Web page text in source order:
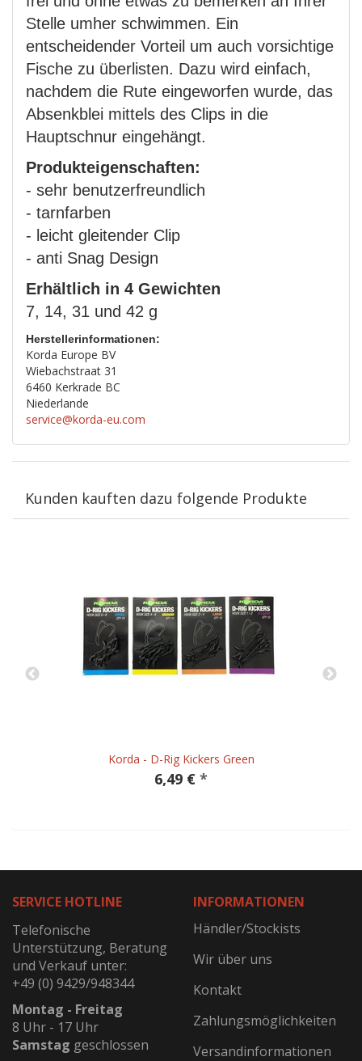
Stelle umher schwimmen. Ein
entscheidender Vorteil um auch vorsichtige
Fische zu überlisten. Dazu wird einfach,
nachdem die Rute eingeworfen wurde, das
Absenkblei mittels des Clips in die
Hauptschnur eingehängt.
Produkteigenschaften:
- sehr benutzerfreundlich
- tarnfarben
- leicht gleitender Clip
- anti Snag Design
Erhältlich in 4 Gewichten
7, 14, 31 und 42 g
Herstellerinformationen:
Korda Europe BV
Wiebachstraat 31
6460 Kerkrade BC
Niederlande
service@korda-eu.com
Kunden kauften dazu folgende Produkte
Korda - D-Rig Kickers Green
6,49 € *
SERVICE HOTLINE
Telefonische
Unterstützung, Beratung
und Verkauf unter:
+49 (0) 9429/948344
Montag - Freitag
8 Uhr - 17 Uhr
Samstag geschlossen
INFORMATIONEN
Händler/Stockists
Wir über uns
Kontakt
Zahlungsmöglichkeiten
Versandinformationen